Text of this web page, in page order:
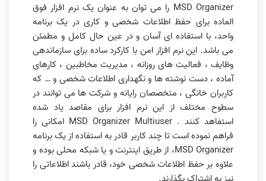
MSD Organizer را می توان به عنوان یک نرم افزار فوق
العاده برای حفظ اطلاعات شخصی و کاری در یک برنامه
واحد، با استفاده ای آسان و در عین حال کامل و مطمئن
می باشد. این نرم افزار امن با کارکرد ساده برای سازماندهی
وظایف ، فعالیت های روزانه ، مدیریت مخاطبین ، کارهای
آماده ، دست نوشته ها و نگهداری اطلاعات شخصی و … که
کاربران خانگی ، متخصصان رایانه و شرکت ها می توانند در
سطوح مختلف از این نرم افزار برای مقاصد یاد شده
استفاهد کنند . MSD Organizer Multiuser امکانی را
فراهم نموده است تا چند کاربر قادر به استفاده از یک برنامه
MSD Organizer، از طریق اینترنت و یا شبکه محلی بوده و
علاوه بر حفظ اطلاعات شخصی خود، قادر باشند اطلاعاتی را